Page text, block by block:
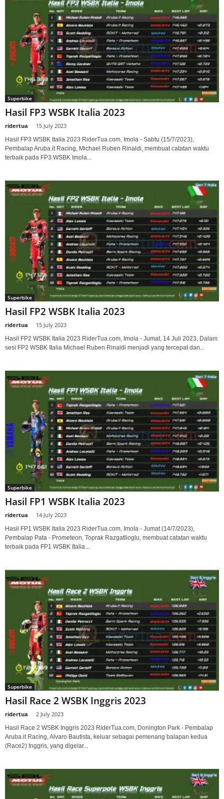
Superbike
Hasil FP3 WSBK Italia 2023
ridertua 15 July 2023
Hasil FP3 WSBK Italia 2023 RiderTua.com, Imola - Sabtu (15/7/2023),
Pembalap Aruba.it Racing, Michael Ruben Rinaldi, membuat catatan waktu
terbaik pada FP3 WSBK Imola...
Superbike
Hasil FP2 WSBK Italia 2023
ridertua 15 July 2023
Hasil FP2 WSBK Italia 2023 RiderTua.com, Imola - Jumat, 14 Juli 2023, Dalam
sesi FP2 WSBK Italia Michael Ruben Rinaldi menjadi yang tercepat dan...
Superbike
Hasil FP1 WSBK Italia 2023
ridertua 14 July 2023
Hasil FP1 WSBK Italia 2023 RiderTua.com, Imola - Jumat (14/7/2023),
Pembalap Pata - Prometeon, Toprak Razgatlioglu, membuat catatan waktu
terbaik pada FP1 WSBK Italia...
Superbike
Hasil Race 2 WSBK Inggris 2023
ridertua 2 July 2023
Hasil Race 2 WSBK Inggris 2023 RiderTua.com, Donington Park - Pembalap
Aruba.it Racing, Alvaro Bautista, keluar sebagai pemenang balapan kedua
(Race2) Inggris, yang digelar...